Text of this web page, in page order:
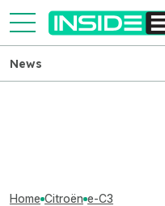
News
Home Citroën e-C3